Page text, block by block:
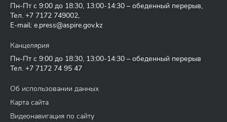
Пн-Пт с 9:00 до 18:30, 13:00-14:30 – обеденный перерыв,
Тел. +7 7172 749002,
E-mail: e.press@aspire.gov.kz
Канцелярия
Пн-Пт с 9:00 до 18:30, 13:00-14:30 – обеденный перерыв
Тел. +7 7172 74 95 47
Об использовании данных
Карта сайта
Видеонавигация по сайту